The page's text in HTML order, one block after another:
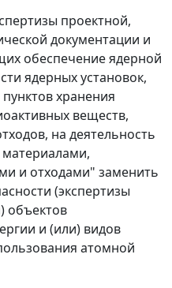
проектной,
документации и
обеспечение ядерной
ядерных установок,
хранения
веществ,
на деятельность
и отходами" заменить
(экспертизы
объектов
и (или) видов
атомной